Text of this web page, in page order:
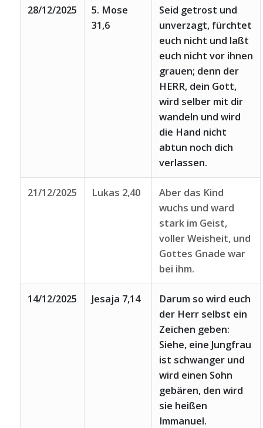
28/12/2025
5. Mose
31,6
Seid getrost und
unverzagt, fürchtet
euch nicht und laßt
euch nicht vor ihnen
grauen; denn der
HERR, dein Gott,
wird selber mit dir
wandeln und wird
die Hand nicht
abtun noch dich
verlassen.
21/12/2025 Lukas 2,40
Aber das Kind
wuchs und ward
stark im Geist,
voller Weisheit, und
Gottes Gnade war
bei ihm.
14/12/2025 Jesaja 7,14
Darum so wird euch
der Herr selbst ein
Zeichen geben:
Siehe, eine Jungfrau
ist schwanger und
wird einen Sohn
gebären, den wird
sie heißen
Immanuel.